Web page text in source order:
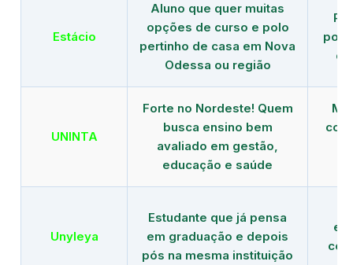
Estácio
Aluno que quer muitas
opções de curso e polo
pertinho de casa em Nova
Odessa ou região
UNINTA
Forte no Nordeste! Quem
busca ensino bem
avaliado em gestão,
educação e saúde
Unyleya
Estudante que já pensa
em graduação e depois
pós na mesma instituição